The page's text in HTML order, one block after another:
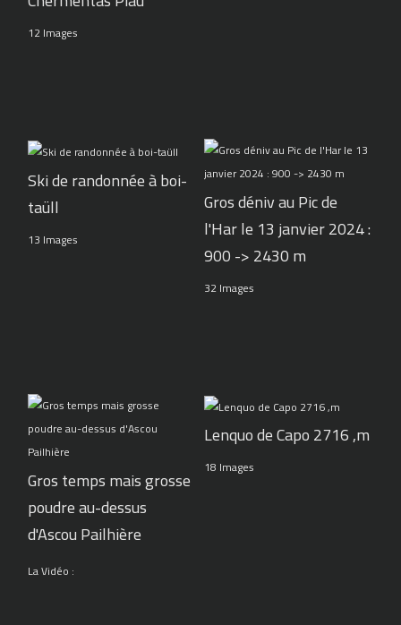
12 Images
Ski de randonnée à boi-
taüll
13 Images
Gros déniv au Pic de
l'Har le 13 janvier 2024 :
900 -> 2430 m
32 Images
Gros temps mais grosse
poudre au-dessus
d'Ascou Pailhière
La Vidéo :
Lenquo de Capo 2716 ,m
18 Images